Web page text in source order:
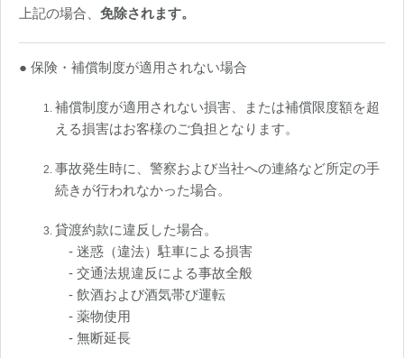
上記の場合、 免除されます。
● 保険・補償制度が適用されない場合
補償制度が適用されない損害、または補償限度額を超
える損害はお客様のご負担となります。
事故発生時に、警察および当社への連絡など所定の手
続きが行われなかった場合。
貸渡約款に違反した場合。
- 迷惑（違法）駐車による損害
- 交通法規違反による事故全般
- 飲酒および酒気帯び運転
- 薬物使用
- 無断延長